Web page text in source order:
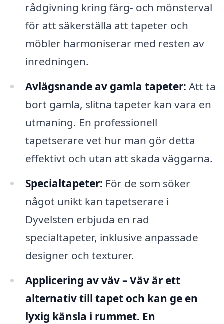
rådgivning kring färg- och mönsterval
för att säkerställa att tapeter och
möbler harmoniserar med resten av
inredningen.
Avlägsnande av gamla tapeter: Att ta
bort gamla, slitna tapeter kan vara en
utmaning. En professionell
tapetserare vet hur man gör detta
effektivt och utan att skada väggarna.
Specialtapeter: För de som söker
något unikt kan tapetserare i
Dyvelsten erbjuda en rad
specialtapeter, inklusive anpassade
designer och texturer.
Applicering av väv – Väv är ett
alternativ till tapet och kan ge en
lyxig känsla i rummet. En